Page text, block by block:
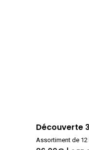
Découverte
Assortiment de